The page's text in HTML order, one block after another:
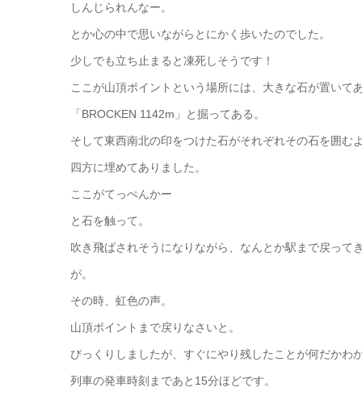
しんじられんなー。
とか心の中で思いながらとにかく歩いたのでした。
少しでも立ち止まると凍死しそうです！
ここが山頂ポイントという場所には、大きな石が置いてあ
「BROCKEN 1142m」と掘ってある。
そして東西南北の印をつけた石がそれぞれその石を囲むよ
四方に埋めてありました。
ここがてっぺんかー
と石を触って。
吹き飛ばされそうになりながら、なんとか駅まで戻って
が。
その時、虹色の声。
山頂ポイントまで戻りなさいと。
びっくりしましたが、すぐにやり残したことが何だかわ
列車の発車時刻まであと15分ほどです。